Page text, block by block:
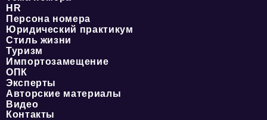
HR
Персона номера
Юридический практикум
Стиль жизни
Туризм
Импортозамещение
ОПК
Эксперты
Авторские материалы
Видео
Контакты